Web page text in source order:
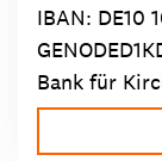
IBAN: DE10
Bank für